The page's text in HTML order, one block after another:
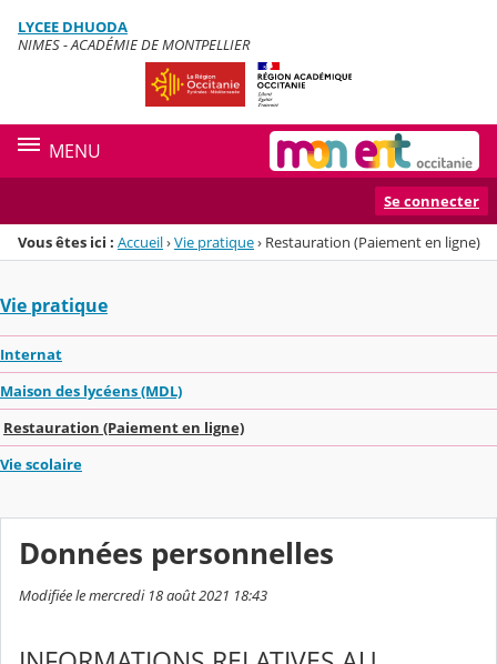
Menu de la rubrique
Contenu
LYCEE DHUODA
NIMES - ACADÉMIE DE MONTPELLIER
MENU
Se connecter
Vous êtes ici : Accueil›Vie pratique› Restauration (Paiement en ligne)
Vie pratique
Internat
Maison des lycéens (MDL)
Restauration (Paiement en ligne)
Vie scolaire
Données personnelles
Modifiée le mercredi 18 août 2021 18:43